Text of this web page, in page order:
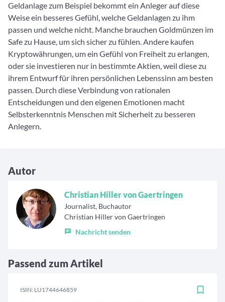
Geldanlage zum Beispiel bekommt ein Anleger auf diese
Weise ein besseres Gefühl, welche Geldanlagen zu ihm
passen und welche nicht. Manche brauchen Goldmünzen im
Safe zu Hause, um sich sicher zu fühlen. Andere kaufen
Kryptowährungen, um ein Gefühl von Freiheit zu erlangen,
oder sie investieren nur in bestimmte Aktien, weil diese zu
ihrem Entwurf für ihren persönlichen Lebenssinn am besten
passen. Durch diese Verbindung von rationalen
Entscheidungen und den eigenen Emotionen macht
Selbsterkenntnis Menschen mit Sicherheit zu besseren
Anlegern.
Autor
Christian Hiller von Gaertringen
Journalist, Buchautor
Christian Hiller von Gaertringen
Nachricht senden
Passend zum Artikel
ISIN: LU1744646859